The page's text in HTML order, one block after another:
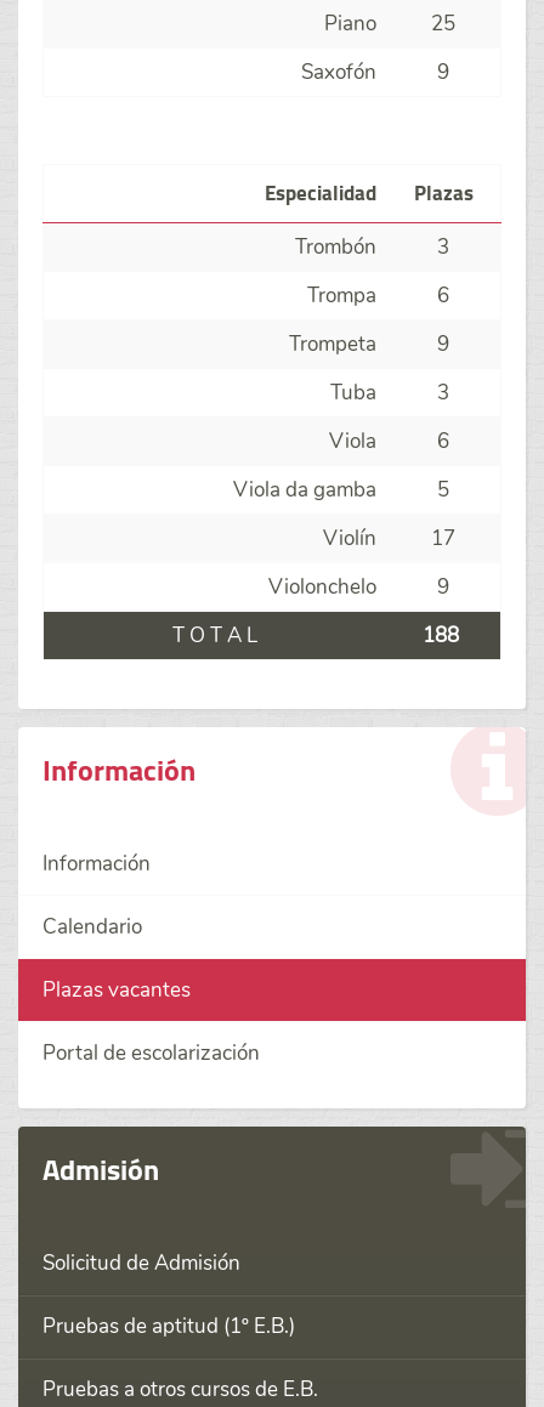
Piano
25
Saxofón
9
Especialidad Plazas
T O T A L 188
Trombón
3
Trompa
6
Trompeta
9
Tuba
3
Viola
6
Viola da gamba
5
Violín
17
Violonchelo
9
Información
Información
Calendario
Plazas vacantes
Portal de escolarización
Admisión
Solicitud de Admisión
Pruebas de aptitud (1º E.B.)
Pruebas a otros cursos de E.B.